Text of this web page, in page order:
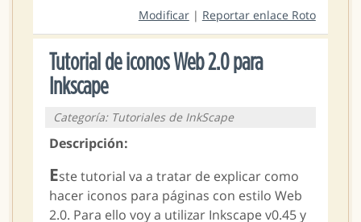
Modificar| Reportar enlace Roto
Tutorial de iconos Web 2.0 para
Inkscape
Categoría: Tutoriales de InkScape
Descripción:
Este tutorial va a tratar de explicar como
hacer iconos para páginas con estilo Web
2.0. Para ello voy a utilizar Inkscape v0.45 y